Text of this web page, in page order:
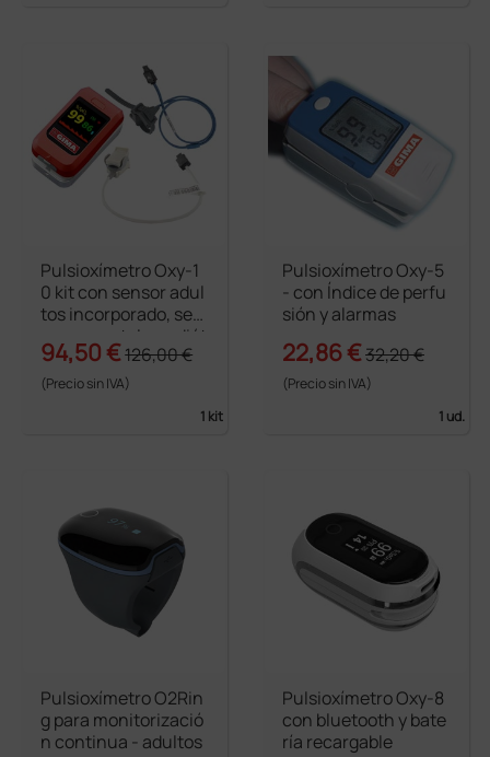
Pulsioxímetro Oxy-1
0 kit con sensor adul
tos incorporado, sen
sor neonatal y pediát
rico a clip
94,50 €126,00 €
(Precio sin IVA)
1 kit
Pulsioxímetro Oxy-5
- con Índice de perfu
sión y alarmas
22,86 €32,20 €
(Precio sin IVA)
1 ud.
Pulsioxímetro O2Rin
g para monitorizació
n continua - adultos
Pulsioxímetro Oxy-8
con bluetooth y bate
ría recargable